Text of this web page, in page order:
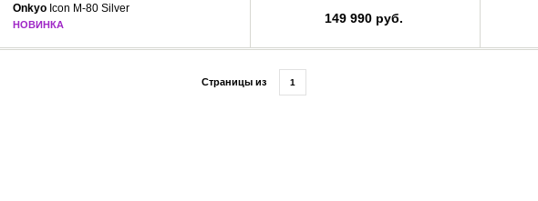
Onkyo Icon M-80 Silver
НОВИНКА 149 990 руб.
Страницы из 1